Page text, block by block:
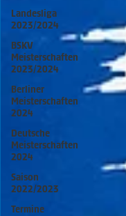
Landesliga
2023/2024
BSKV
Meisterschaften
2023/2024
Berliner
Meisterschaften
2024
Deutsche
Meisterschaften
2024
Saison
2022/2023
Termine